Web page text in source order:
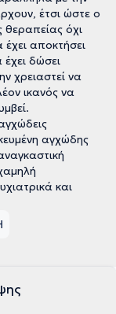
έτσι ώστε ο
όχι
αποκτήσει
δώσει
χρειαστεί να
ικανός να
αγχώδης
και